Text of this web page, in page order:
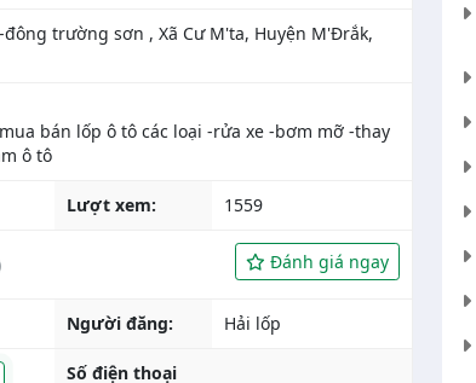
đông trường sơn , Xã Cư M'ta, Huyện M'Đrắk,
bán lốp ô tô các loại -rửa xe -bơm mỡ -thay
Lượt xem: 1559
Đánh giá ngay
Người đăng: Hải lốp
Số điện thoại